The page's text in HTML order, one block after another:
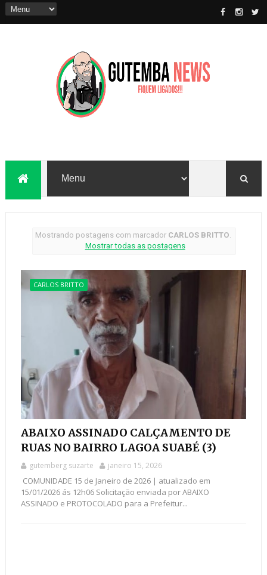
Mostrando postagens com marcador CARLOS BRITTO
Mostrar todas as postagens
CARLOS BRITTO
ABAIXO ASSINADO CALÇAMENTO DE
RUAS NO BAIRRO LAGOA SUABÉ (3)
gutemberg suzarte janeiro 15, 2026
COMUNIDADE 15 de Janeiro de 2026 | atualizado em
15/01/2026 ás 12h06 Solicitação enviada por ABAIXO
ASSINADO e PROTOCOLADO para a Prefeitur...